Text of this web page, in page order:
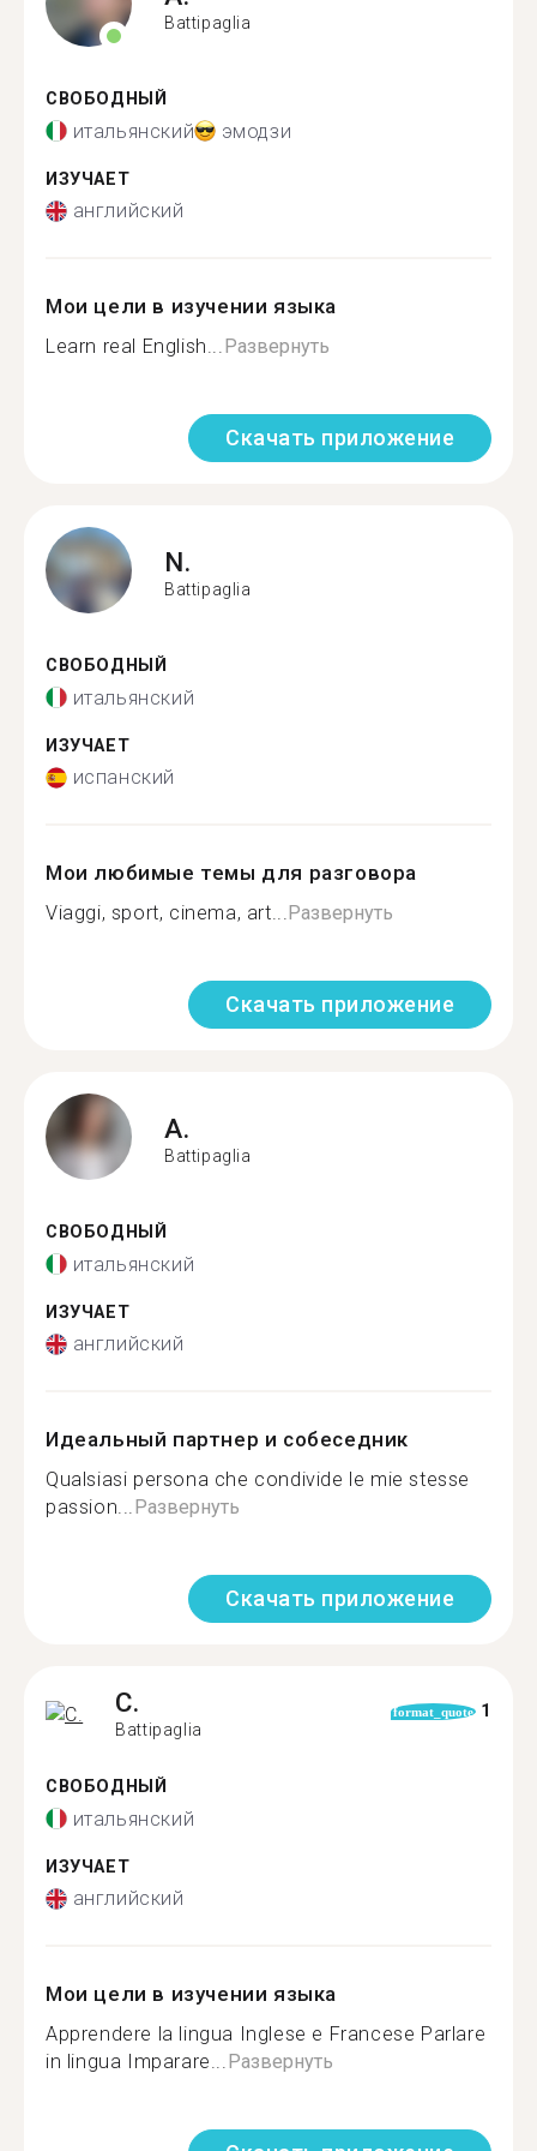
Battipaglia
СВОБОДНЫЙ
итальянский эмодзи
ИЗУЧАЕТ
английский
Мои цели в изучении языка
Learn real English...Развернуть
Скачать приложение
N.
Battipaglia
СВОБОДНЫЙ
итальянский
ИЗУЧАЕТ
испанский
Мои любимые темы для разговора
Viaggi, sport, cinema, art...Развернуть
Скачать приложение
A.
Battipaglia
СВОБОДНЫЙ
итальянский
ИЗУЧАЕТ
английский
Идеальный партнер и собеседник
Qualsiasi persona che condivide le mie stesse
passion...Развернуть
Скачать приложение
C.
Battipaglia
format_quote 1
СВОБОДНЫЙ
итальянский
ИЗУЧАЕТ
английский
Мои цели в изучении языка
Apprendere la lingua Inglese e Francese Parlare
in lingua Imparare...Развернуть